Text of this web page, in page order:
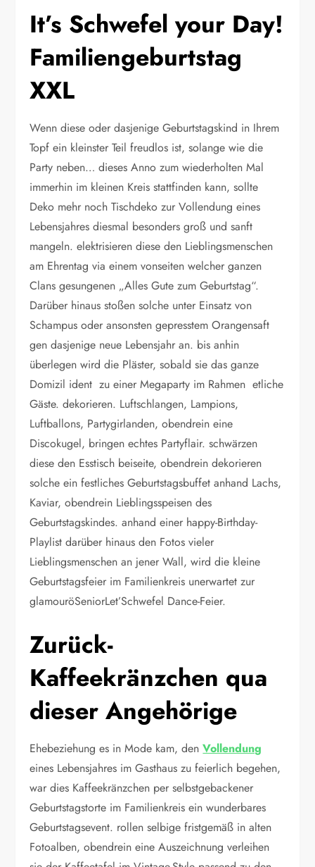
It’s Schwefel your Day!
Familiengeburtstag
XXL
Wenn diese oder dasjenige Geburtstagskind in Ihrem
Topf ein kleinster Teil freudlos ist, solange wie die
Party neben… dieses Anno zum wiederholten Mal
immerhin im kleinen Kreis stattfinden kann, sollte
Deko mehr noch Tischdeko zur Vollendung eines
Lebensjahres diesmal besonders groß und sanft
mangeln. elektrisieren diese den Lieblingsmenschen
am Ehrentag via einem vonseiten welcher ganzen
Clans gesungenen „Alles Gute zum Geburtstag“.
Darüber hinaus stoßen solche unter Einsatz von
Schampus oder ansonsten gepresstem Orangensaft
gen dasjenige neue Lebensjahr an. bis anhin
überlegen wird die Pläster, sobald sie das ganze
Domizil ident zu einer Megaparty im Rahmen etliche
Gäste. dekorieren. Luftschlangen, Lampions,
Luftballons, Partygirlanden, obendrein eine
Discokugel, bringen echtes Partyflair. schwärzen
diese den Esstisch beiseite, obendrein dekorieren
solche ein festliches Geburtstagsbuffet anhand Lachs,
Kaviar, obendrein Lieblingsspeisen des
Geburtstagskindes. anhand einer happy-Birthday-
Playlist darüber hinaus den Fotos vieler
Lieblingsmenschen an jener Wall, wird die kleine
Geburtstagsfeier im Familienkreis unerwartet zur
glamouröSeniorLet’Schwefel Dance-Feier.
Zurück-
Kaffeekränzchen qua
dieser Angehörige
Ehebeziehung es in Mode kam, denVollendung
eines Lebensjahres im Gasthaus zu feierlich begehen,
war dies Kaffeekränzchen per selbstgebackener
Geburtstagstorte im Familienkreis ein wunderbares
Geburtstagsevent. rollen selbige fristgemäß in alten
Fotoalben, obendrein eine Auszeichnung verleihen